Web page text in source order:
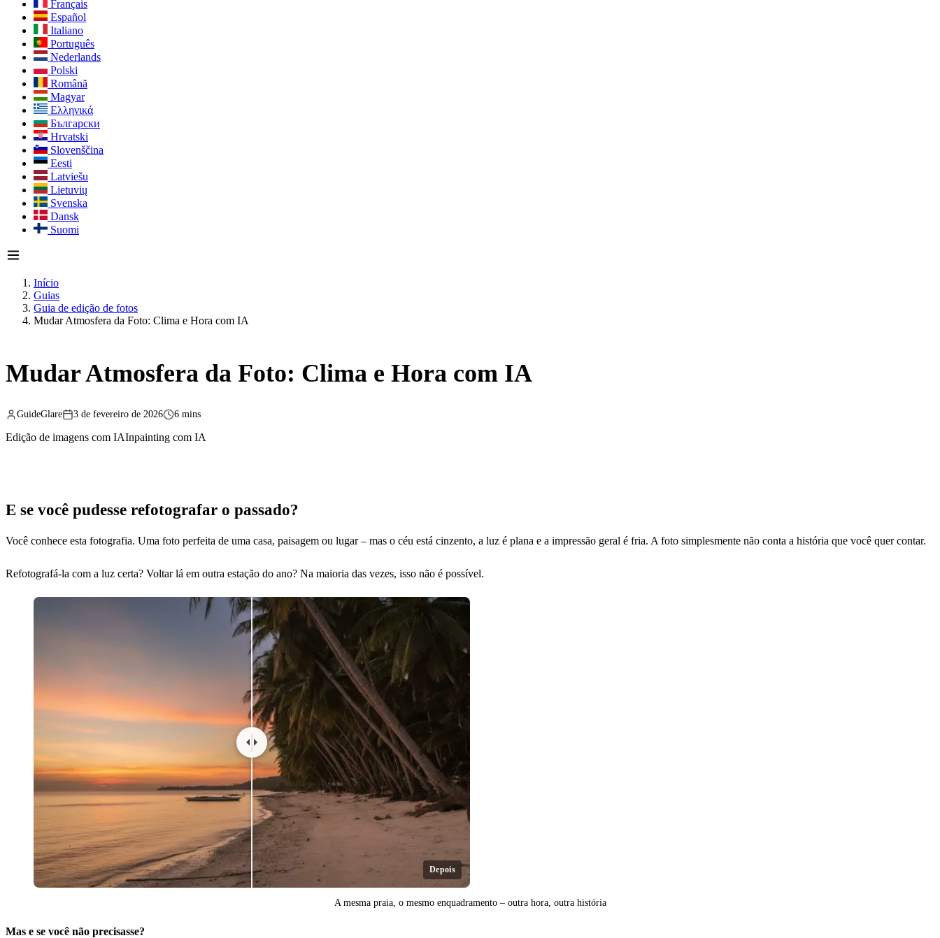
Français
Español
Italiano
Português
Nederlands
Polski
Română
Magyar
Ελληνικά
Български
Hrvatski
Slovenščina
Eesti
Latviešu
Lietuvių
Svenska
Dansk
Suomi
Início
Guias
Guia de edição de fotos
Mudar Atmosfera da Foto: Clima e Hora com IA
Mudar Atmosfera da Foto: Clima e Hora com IA
GuideGlare 3 de fevereiro de 2026 6 mins
Edição de imagens com IAInpainting com IA
E se você pudesse refotografar o passado?
Você conhece esta fotografia. Uma foto perfeita de uma casa, paisagem ou lugar – mas o céu está cinzento, a luz é plana e a impressão geral é fria. A foto simplesmente não conta a história que você quer contar.
Refotografá-la com a luz certa? Voltar lá em outra estação do ano? Na maioria das vezes, isso não é possível.
Depois
A mesma praia, o mesmo enquadramento – outra hora, outra história
Mas e se você não precisasse?